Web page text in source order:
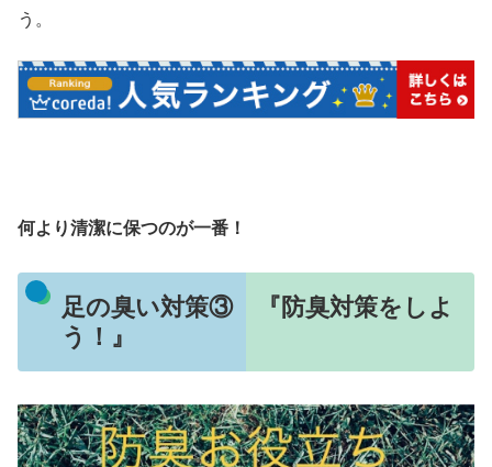
う。
何より清潔に保つのが一番！
足の臭い対策③ 『防臭対策をしよ
う！』